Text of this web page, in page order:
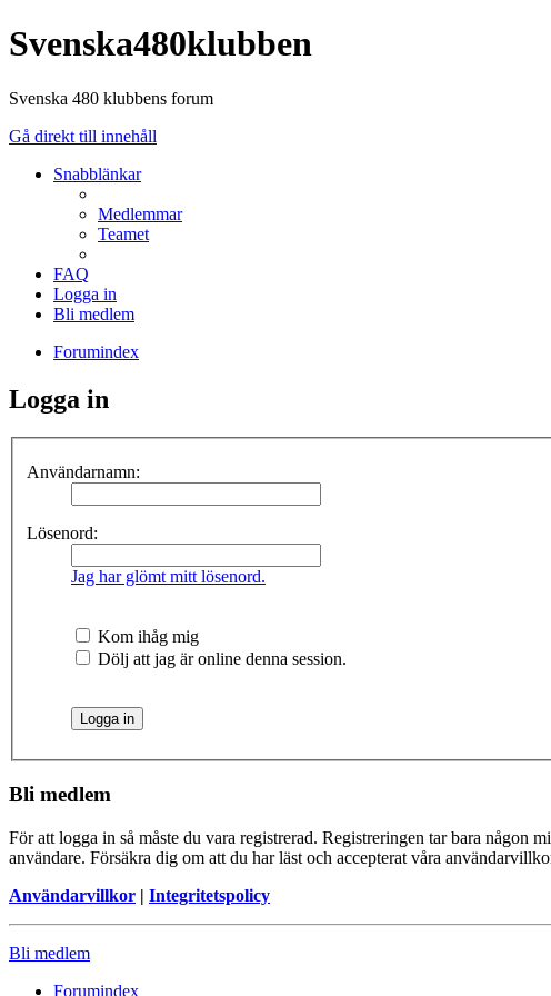
Svenska480klubben
Svenska 480 klubbens forum
Gå direkt till innehåll
Snabblänkar
Medlemmar
Teamet
FAQ
Logga in
Bli medlem
Forumindex
Logga in
Användarnamn:
Lösenord:
Jag har glömt mitt lösenord.
Kom ihåg mig
Dölj att jag är online denna session.
Bli medlem
För att logga in så måste du vara registrerad. Registreringen tar bara
användare. Försäkra dig om att du har läst och accepterat våra
Användarvillkor | Integritetspolicy
Bli medlem
Forumindex